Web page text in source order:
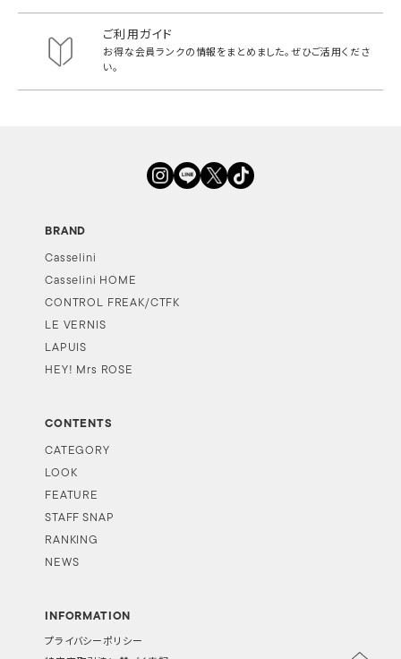
ご利用ガイド
お得な会員ランクの情報をまとめました。ぜひご活用くださ
い。
BRAND
Casselini
Casselini HOME
CONTROL FREAK/CTFK
LE VERNIS
LAPUIS
HEY! Mrs ROSE
CONTENTS
CATEGORY
LOOK
FEATURE
STAFF SNAP
RANKING
NEWS
INFORMATION
プライバシーポリシー